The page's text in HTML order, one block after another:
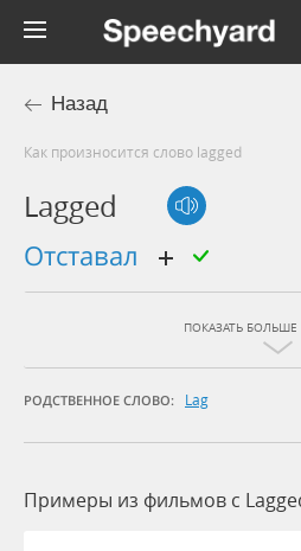
Назад
Как произносится слово lagged
Lagged
отставал
ПОКАЗАТЬ
РОДСТВЕННОЕ СЛОВО: Lag
Примеры из фильмов c